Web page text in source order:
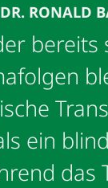
RONALD
ein
das